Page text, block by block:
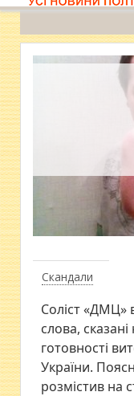
Скандали
Соліст «ДМЦ»
слова,
готовності
України.
розмістив на